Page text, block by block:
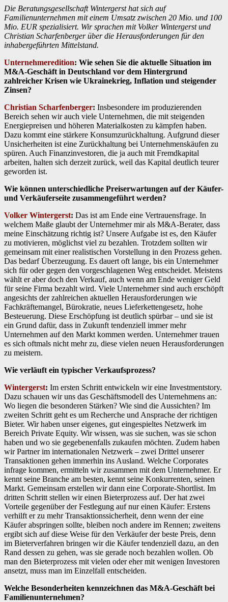
Die Beratungsgesellschaft Wintergerst hat sich auf
Familienunternehmen mit einem Umsatz zwischen 20 Mio. und 100
Mio. EUR spezialisiert. Wir sprachen mit Volker Wintergerst und
Christian Scharfenberger über die Herausforderungen für den
inhabergeführten Mittelstand.
Unternehmeredition: Wie sehen Sie die aktuelle Situation im
M&A-Geschäft in Deutschland vor dem Hintergrund
zahlreicher Krisen wie Ukrainekrieg, Inflation und steigender
Zinsen?
Christian Scharfenberger: Insbesondere im produzierenden
Bereich sehen wir auch viele Unternehmen, die mit steigenden
Energiepreisen und höheren Materialkosten zu kämpfen haben.
Dazu kommt eine stärkere Konsumzurückhaltung. Aufgrund dieser
Unsicherheiten ist eine Zurückhaltung bei Unternehmenskäufen zu
spüren. Auch Finanzinvestoren, die ja auch mit Fremdkapital
arbeiten, halten sich derzeit zurück, weil das Kapital deutlich teurer
geworden ist.
Wie können unterschiedliche Preiserwartungen auf der Käufer-
und Verkäuferseite zusammengeführt werden?
Volker Wintergerst: Das ist am Ende eine Vertrauensfrage. In
welchem Maße glaubt der Unternehmer mir als M&A-Berater, dass
meine Einschätzung richtig ist? Unsere Aufgabe ist es, den Käufer
zu motivieren, möglichst viel zu bezahlen. Trotzdem sollten wir
gemeinsam mit einer realistischen Vorstellung in den Prozess gehen.
Das bedarf Überzeugung. Es dauert oft lange, bis ein Unternehmer
sich für oder gegen den vorgeschlagenen Weg entscheidet. Meistens
wählt er aber doch den Verkauf, auch wenn am Ende weniger Geld
für seine Firma bezahlt wird. Viele Unternehmer sind auch erschöpft
angesichts der zahlreichen aktuellen Herausforderungen wie
Fachkräftemangel, Bürokratie, neues Lieferkettengesetz, hohe
Besteuerung. Diese Erschöpfung ist deutlich spürbar – und sie ist
ein Grund dafür, dass in Zukunft tendenziell immer mehr
Unternehmen auf den Markt kommen werden. Unternehmer trauen
es sich oftmals nicht mehr zu, diese vielen neuen Herausforderungen
zu meistern.
Wie verläuft ein typischer Verkaufsprozess?
Wintergerst: Im ersten Schritt entwickeln wir eine Investmentstory.
Dazu schauen wir uns das Geschäftsmodell des Unternehmens an:
Wo liegen die besonderen Stärken? Wie sind die Aussichten? Im
zweiten Schritt geht es um Recherche und Ansprache der richtigen
Bieter. Wir haben unser eigenes, gut eingespieltes Netzwerk im
Bereich Private Equity. Wir wissen, was sie suchen, was sie schon
haben und wo sie gegebenenfalls zukaufen möchten. Zudem haben
wir Partner im internationalen Netzwerk – zwei Drittel unserer
Transaktionen gehen immerhin ins Ausland. Welche Corporates
infrage kommen, ermitteln wir zusammen mit dem Unternehmer. Er
kennt seine Branche am besten, kennt seine Konkurrenten, seinen
Markt. Gemeinsam erstellen wir dann eine Corporate-Shortlist. Im
dritten Schritt stellen wir einen Bieterprozess auf. Der hat zwei
Vorteile gegenüber der Festlegung auf nur einen Käufer: Erstens
verhilft er zu mehr Transaktionssicherheit, denn wenn der eine
Käufer abspringen sollte, bleiben noch andere im Rennen; zweitens
ergibt sich auf diese Weise für den Verkäufer der beste Preis, denn
im Bieterverfahren bringen wir die Käufer tendenziell dazu, an den
Rand dessen zu gehen, was sie gerade noch bezahlen wollen. Ob
man den Bieterprozess mit vielen oder eher mit wenigen Investoren
ansetzt, muss man im Einzelfall entscheiden.
Welche Besonderheiten kennzeichnen das M&A-Geschäft bei
Familienunternehmen?